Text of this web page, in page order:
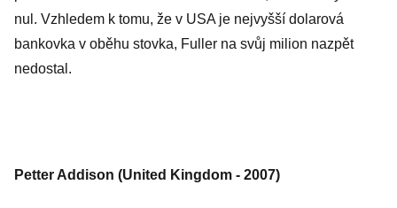
nul. Vzhledem k tomu, že v USA je nejvyšší dolarová
bankovka v oběhu stovka, Fuller na svůj milion nazpět
nedostal.
Petter Addison (United Kingdom - 2007)